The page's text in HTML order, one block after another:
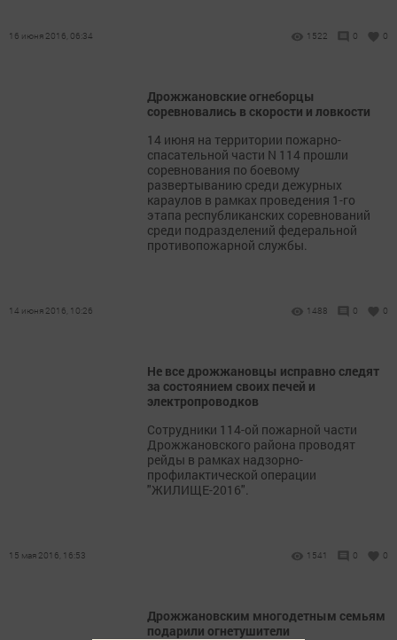
16 июня 2016, 06:34 1522 0 0
Дрожжановские огнеборцы
соревновались в скорости и ловкости
14 июня на территории пожарно-
спасательной части N 114 прошли
соревнования по боевому
развертыванию среди дежурных
караулов в рамках проведения 1-го
этапа республиканских соревнований
среди подразделений федеральной
противопожарной службы.
14 июня 2016, 10:26 1488 0 0
Не все дрожжановцы исправно следят
за состоянием своих печей и
электропроводков
Сотрудники 114-ой пожарной части
Дрожжановского района проводят
рейды в рамках надзорно-
профилактической операции
"ЖИЛИЩЕ-2016".
15 мая 2016, 16:53 1541 0 0
Дрожжановским многодетным семьям
подарили огнетушители